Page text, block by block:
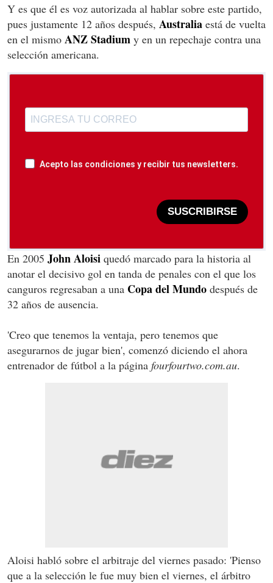
Y es que él es voz autorizada al hablar sobre este partido,
pues justamente 12 años después, Australia está de vuelta
en el mismo ANZ Stadium y en un repechaje contra una
selección americana.
Acepto las condiciones y recibir tus newsletters.
SUSCRIBIRSE
En 2005 John Aloisi quedó marcado para la historia al
anotar el decisivo gol en tanda de penales con el que los
canguros regresaban a una Copa del Mundo después de
32 años de ausencia.
'Creo que tenemos la ventaja, pero tenemos que
asegurarnos de jugar bien', comenzó diciendo el ahora
entrenador de fútbol a la página fourfourtwo.com.au.
Aloisi habló sobre el arbitraje del viernes pasado: 'Pienso
que a la selección le fue muy bien el viernes, el árbitro